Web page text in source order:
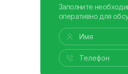
Заполните
оперативно для